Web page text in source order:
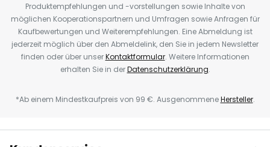
Produktempfehlungen und -vorstellungen sowie Inhalte von
möglichen Kooperationspartnern und Umfragen sowie Anfragen für
Kaufbewertungen und Weiterempfehlungen. Eine Abmeldung ist
jederzeit möglich über den Abmeldelink, den Sie in jedem Newsletter
finden oder über unserKontaktformular. Weitere Informationen
erhalten Sie in derDatenschutzerklärung.
*Ab einem Mindestkaufpreis von 99 €. AusgenommeneHersteller.